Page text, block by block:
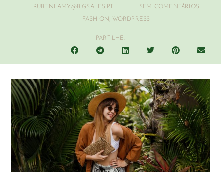
RUBENLAMY@BIGSALES.PT SEM COMENTÁRIOS
FASHION , WORDPRESS
PARTILHE: